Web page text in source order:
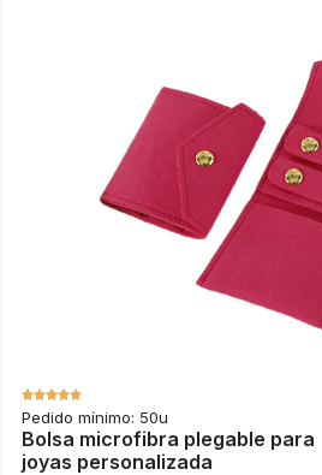
Pedido mínimo: 50u
Bolsa microfibra plegable para
joyas personalizada